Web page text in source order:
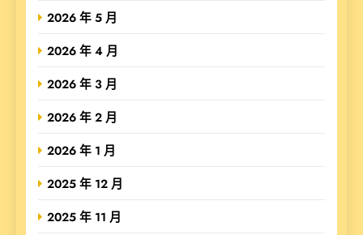
2026 年 5 月
2026 年 4 月
2026 年 3 月
2026 年 2 月
2026 年 1 月
2025 年 12 月
2025 年 11 月